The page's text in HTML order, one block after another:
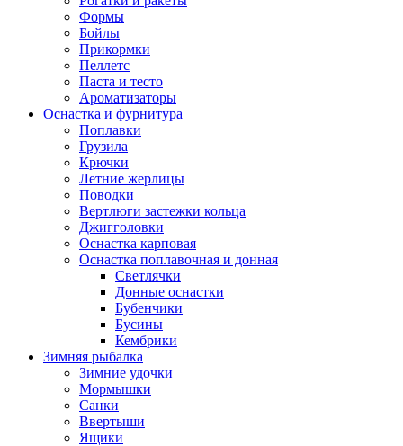
Формы
Бойлы
Прикормки
Пеллетс
Паста и тесто
Ароматизаторы
Оснастка и фурнитура
Поплавки
Грузила
Крючки
Летние жерлицы
Поводки
Вертлюги застежки кольца
Джигголовки
Оснастка карповая
Оснастка поплавочная и донная
Светлячки
Донные оснастки
Бубенчики
Бусины
Кембрики
Зимняя рыбалка
Зимние удочки
Мормышки
Санки
Ввертыши
Ящики